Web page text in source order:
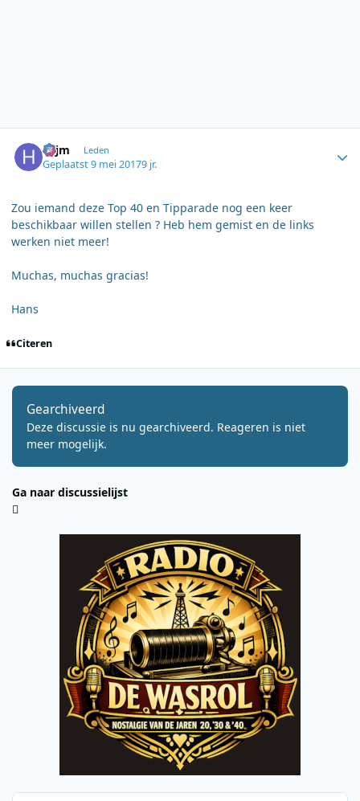
hcjm Leden
Geplaatst9 mei 20179 jr.
Zou iemand deze Top 40 en Tipparade nog een keer
beschikbaar willen stellen ? Heb hem gemist en de links
werken niet meer!
Muchas, muchas gracias!
Hans
Citeren
Gearchiveerd
Deze discussie is nu gearchiveerd. Reageren is niet
meer mogelijk.
Ga naar discussielijst